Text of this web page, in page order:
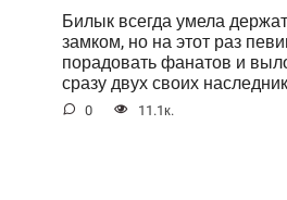
Билык всегда умела
замком, но на этот раз
порадовать фанатов и
сразу двух своих
0 11.1к.